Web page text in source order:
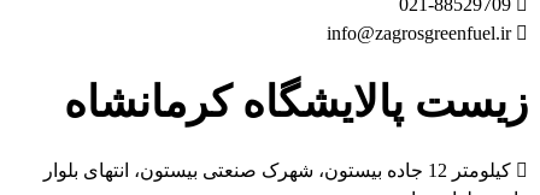
021-88529709
info@zagrosgreenfuel.ir​
زیست پالایشگاه کرمانشاه
کیلومتر 12 جاده بیستون، شهرک صنعتی بیستون، انتهای بلوار